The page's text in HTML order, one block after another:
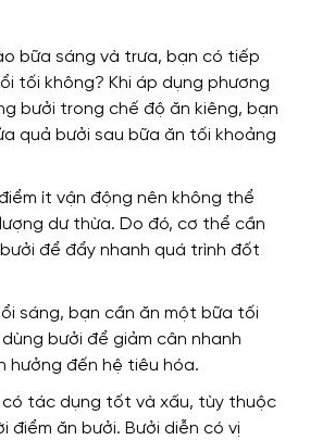
bữa sáng và trưa, bạn có tiếp
tối không? Khi áp dụng phương
bưởi trong chế độ ăn kiêng, bạn
quả bưởi sau bữa ăn tối khoảng
ít vận động nên không thể
dư thừa. Do đó, cơ thể cần
để đẩy nhanh quá trình đốt
sáng, bạn cần ăn một bữa tối
bưởi để giảm cân nhanh
hưởng đến hệ tiêu hóa.
có tác dụng tốt và xấu, tùy thuộc
điểm ăn bưởi. Bưởi diễn có vị